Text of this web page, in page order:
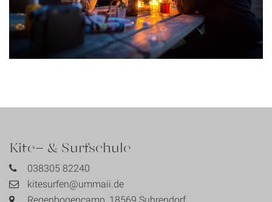
Kite- & Surfschule
038305 82240
kitesurfen@ummaii.de